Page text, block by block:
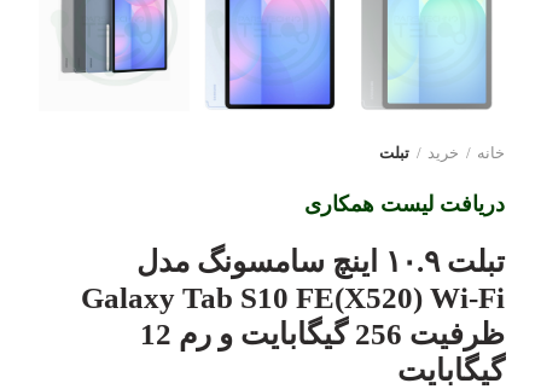
خانه خرید تبلت
دریافت لیست همکاری
تبلت ۱۰.۹ اینچ سامسونگ مدل
Galaxy Tab S10 FE(X520) Wi-Fi
ظرفیت 256 گیگابایت و رم 12
گیگابایت